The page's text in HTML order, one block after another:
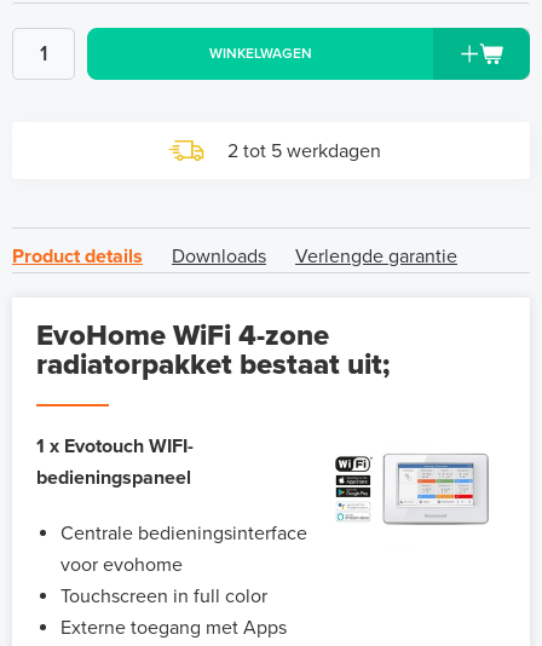
WINKELWAGEN
2 tot 5 werkdagen
Product details Downloads Verlengde garantie
EvoHome WiFi 4-zone
radiatorpakket bestaat uit;
1 x Evotouch WIFI-
bedieningspaneel
Centrale bedieningsinterface
voor evohome
Touchscreen in full color
Externe toegang met Apps